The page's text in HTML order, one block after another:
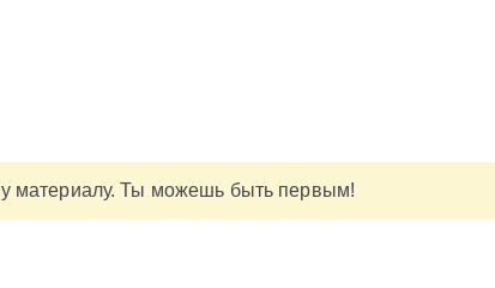
материалу. Ты можешь быть первым!